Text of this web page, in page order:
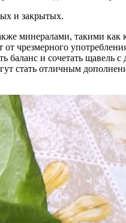
и закрытых.
минералами, такими как
чрезмерного
баланс и сочетать щавель с
стать отличным